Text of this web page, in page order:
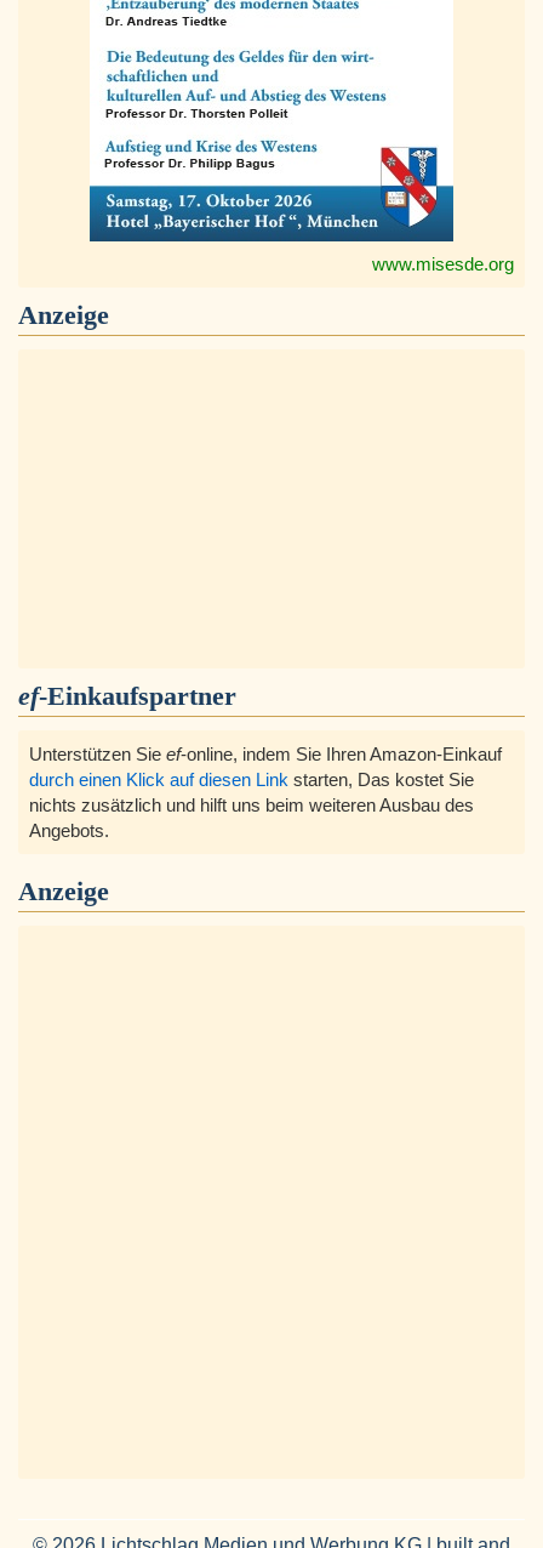
www.misesde.org
Anzeige
ef-Einkaufspartner
Unterstützen Sie ef-online, indem Sie Ihren Amazon-Einkauf
durch einen Klick auf diesen Link starten, Das kostet Sie
nichts zusätzlich und hilft uns beim weiteren Ausbau des
Angebots.
Anzeige